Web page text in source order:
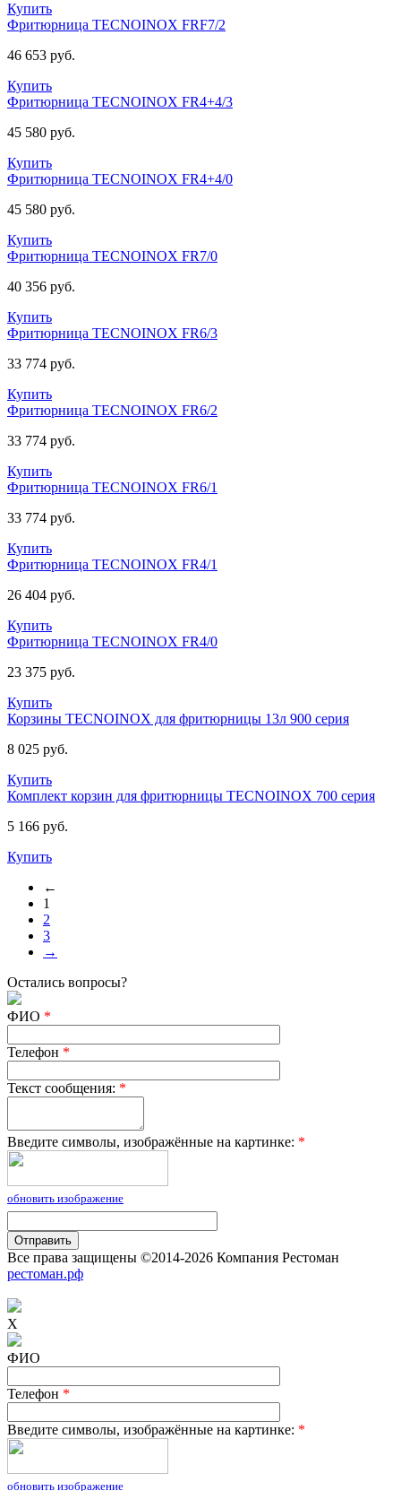
Купить
Фритюрница TECNOINOX FRF7/2
46 653 руб.
Купить
Фритюрница TECNOINOX FR4+4/3
45 580 руб.
Купить
Фритюрница TECNOINOX FR4+4/0
45 580 руб.
Купить
Фритюрница TECNOINOX FR7/0
40 356 руб.
Купить
Фритюрница TECNOINOX FR6/3
33 774 руб.
Купить
Фритюрница TECNOINOX FR6/2
33 774 руб.
Купить
Фритюрница TECNOINOX FR6/1
33 774 руб.
Купить
Фритюрница TECNOINOX FR4/1
26 404 руб.
Купить
Фритюрница TECNOINOX FR4/0
23 375 руб.
Купить
Корзины TECNOINOX для фритюрницы 13л 900 серия
8 025 руб.
Купить
Комплект корзин для фритюрницы TECNOINOX 700 серия
5 166 руб.
Купить
←
1
2
3
→
Остались вопросы?
ФИО *
Телефон *
Текст сообщения: *
Введите символы, изображённые на картинке: *
обновить изображение
Все права защищены ©2014-2026 Компания Рестоман
рестоман.рф
X
ФИО
Телефон *
Введите символы, изображённые на картинке: *
обновить изображение